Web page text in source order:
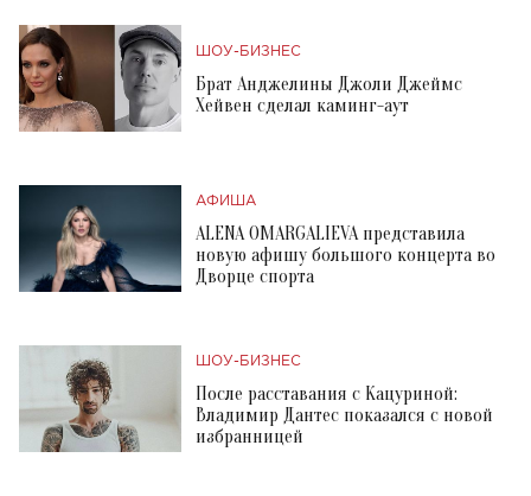
ШОУ-БИЗНЕС
Брат Анджелины Джоли Джеймс
Хейвен сделал каминг-аут
АФИША
ALENA OMARGALIEVA представила
новую афишу большого концерта во
Дворце спорта
ШОУ-БИЗНЕС
После расставания с Кацуриной:
Владимир Дантес показался с новой
избранницей